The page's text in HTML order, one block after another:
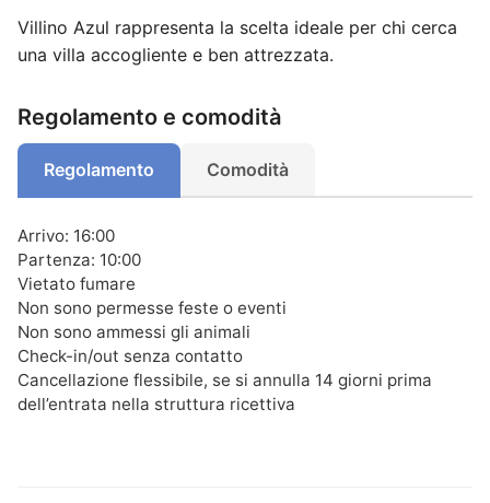
Villino Azul rappresenta la scelta ideale per chi cerca
una villa accogliente e ben attrezzata.
Regolamento e comodità
Regolamento Comodità
Arrivo: 16:00
Partenza: 10:00
Vietato fumare
Non sono permesse feste o eventi
Non sono ammessi gli animali
Check-in/out senza contatto
Cancellazione flessibile, se si annulla 14 giorni prima
dell’entrata nella struttura ricettiva